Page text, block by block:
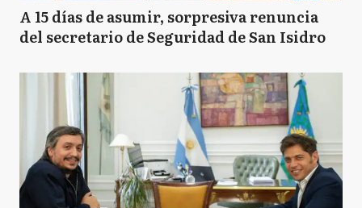
A 15 días de asumir, sorpresiva renuncia
del secretario de Seguridad de San Isidro